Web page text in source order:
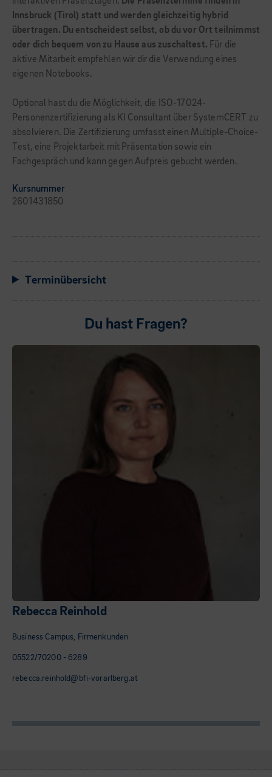
Innsbruck (Tirol) statt und werden gleichzeitig hybrid
übertragen. Du entscheidest selbst, ob du vor Ort teilnimmst
oder dich bequem von zu Hause aus zuschaltest. Für die
aktive Mitarbeit empfehlen wir dir die Verwendung eines
eigenen Notebooks.
Optional hast du die Möglichkeit, die ISO-17024-
Personenzertifizierung als KI Consultant über SystemCERT zu
absolvieren. Die Zertifizierung umfasst einen Multiple-Choice-
Test, eine Projektarbeit mit Präsentation sowie ein
Fachgespräch und kann gegen Aufpreis gebucht werden.
Kursnummer
2601431850
Terminübersicht
Du hast Fragen?
Rebecca Reinhold
Business Campus, Firmenkunden
05522/70200 - 6289
rebecca.reinhold@bfi-vorarlberg.at